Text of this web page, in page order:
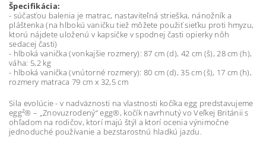
Špecifikácia:
- súčasťou balenia je matrac, nastaviteľná strieška, nánožník a
pláštenka (na hlbokú vaničku tiež môžete použiť sieťku proti hmyzu,
ktorú nájdete uloženú v kapsičke v spodnej časti opierky nôh
sedacej časti)
- hlboká vanička (vonkajšie rozmery): 87 cm (d), 42 cm (š), 28 cm (h),
váha: 5,2 kg
- hlboká vanička (vnútorné rozmery): 80 cm (d), 35 cm (š), 17 cm (h),
rozmery matraca 79 cm x 32,5 cm
Sila evolúcie - v nadväznosti na vlastnosti kočíka egg predstavujeme
egg²® – „Znovuzrodený“ egg®, kočík navrhnutý vo Veľkej Británii s
ohľadom na rodičov, ktorí majú štýl a ktorí ocenia výnimočne
jednoduché používanie a bezstarostnú hladkú jazdu.